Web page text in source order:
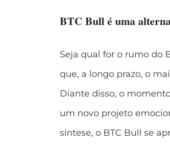
BTC Bull é uma
Seja qual for o rumo do
que, a longo prazo, o
Diante disso, o
um novo projeto
síntese, o BTC Bull se